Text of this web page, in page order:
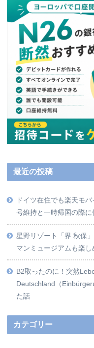
最近の投稿
ドイツ在住でも楽天モ
号維持と一時帰国の際に
星野リゾート「界 秋保
マンミュージアムも楽
B2取ったのに！突然
Deutschland（
た話
カテゴリー